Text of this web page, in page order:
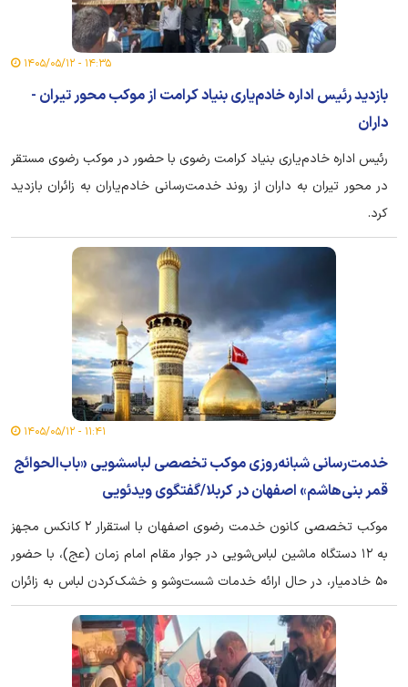
۱۴:۳۵ - ۱۴۰۵/۰۵/۱۲
بازدید رئیس اداره خادم‌یاری بنیاد کرامت از موکب محور تیران -
داران
رئیس اداره خادم‌یاری بنیاد کرامت رضوی با حضور در موکب رضوی مستقر
در محور تیران به داران از روند خدمت‌رسانی خادم‌یاران به زائران بازدید
کرد.
۱۱:۴۱ - ۱۴۰۵/۰۵/۱۲
خدمت‌رسانی شبانه‌روزی موکب تخصصی لباسشویی «باب‌الحوائج
قمر بنی‌هاشم» اصفهان در کربلا/گفتگوی ویدئویی
موکب تخصصی کانون خدمت رضوی اصفهان با استقرار ۲ کانکس مجهز
به ۱۲ دستگاه ماشین لباس‌شویی در جوار مقام امام زمان (عج)، با حضور
۵۰ خادمیار، در حال ارائه خدمات شست‌وشو و خشک‌کردن لباس به زائران
اربعین است. این مرکز با فعالیت در ۳ شیفت کاری، تا پایان ماه صفر به
بیش از هزاران زائر خدمت‌رسانی می‌کند.